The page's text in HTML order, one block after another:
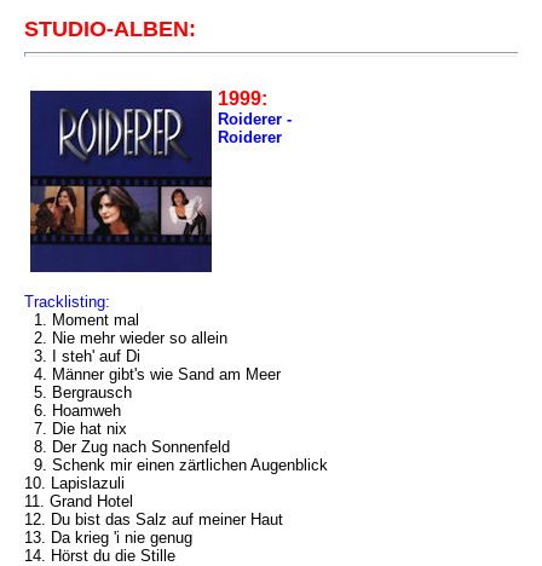
STUDIO-ALBEN:
1999:
Roiderer -
Roiderer
Tracklisting:
1. Moment mal
2. Nie mehr wieder so allein
3. I steh' auf Di
4. Männer gibt's wie Sand am Meer
5. Bergrausch
6. Hoamweh
7. Die hat nix
8. Der Zug nach Sonnenfeld
9. Schenk mir einen zärtlichen Augenblick
10. Lapislazuli
11. Grand Hotel
12. Du bist das Salz auf meiner Haut
13. Da krieg 'i nie genug
14. Hörst du die Stille